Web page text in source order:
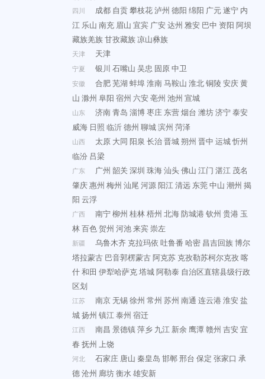
四川 成都 自贡攀枝花泸州 德阳 绵阳 广元遂宁 内
江 乐山 南充 眉山 宜宾 广安达州 雅安 巴中 资阳 阿坝
藏族羌族甘孜藏族凉山彝族
天津 天津
宁夏 银川 石嘴山 吴忠 固原中卫
安徽 合肥芜湖 蚌埠淮南马鞍山 淮北铜陵 安庆黄
山 滁州 阜阳 宿州 六安亳州 池州 宣城
山东 济南青岛 淄博枣庄 东营烟台 潍坊济宁泰安
威海 日照 临沂德州 聊城滨州 菏泽
山西 太原 大同 阳泉 长治晋城朔州 晋中 运城忻州
临汾 吕梁
广东 广州 韶关 深圳 珠海汕头佛山 江门 湛江 茂名
肇庆惠州 梅州 汕尾 河源阳江清远 东莞中山 潮州 揭
阳 云浮
广西 南宁柳州 桂林梧州 北海防城港钦州 贵港 玉
林百色贺州 河池来宾崇左
新疆 乌鲁木齐 克拉玛依 吐鲁番 哈密 昌吉回族博尔
塔拉蒙古 巴音郭楞蒙古阿克苏 克孜勒苏柯尔克孜喀
什和田 伊犁哈萨克塔城阿勒泰 自治区直辖县级行政
区划
江苏 南京无锡徐州 常州 苏州 南通 连云港淮安盐
城扬州 镇江泰州 宿迁
江西 南昌 景德镇萍乡 九江 新余鹰潭赣州 吉安宜
春 抚州 上饶
河北 石家庄 唐山 秦皇岛 邯郸邢台 保定 张家口 承
德沧州 廊坊衡水雄安新